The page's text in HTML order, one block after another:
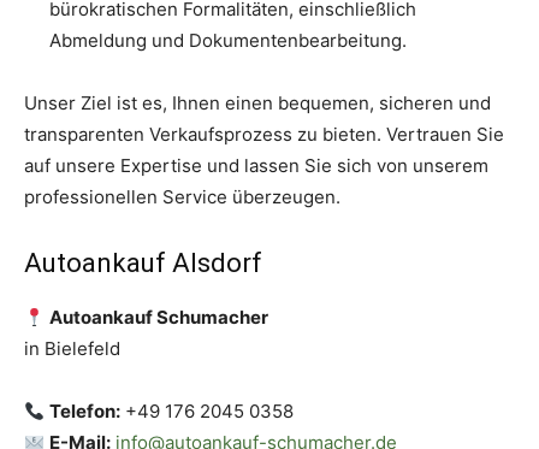
bürokratischen Formalitäten, einschließlich
Abmeldung und Dokumentenbearbeitung.
Unser Ziel ist es, Ihnen einen bequemen, sicheren und
transparenten Verkaufsprozess zu bieten. Vertrauen Sie
auf unsere Expertise und lassen Sie sich von unserem
professionellen Service überzeugen.
Autoankauf Alsdorf
Autoankauf Schumacher
in Bielefeld
Telefon: +49 176 2045 0358
E-Mail: info@autoankauf-schumacher.de